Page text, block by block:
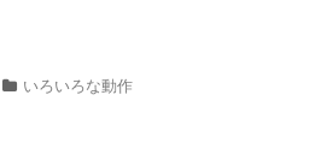
いろいろな動作